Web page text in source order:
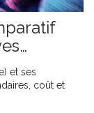
et ses
coût et